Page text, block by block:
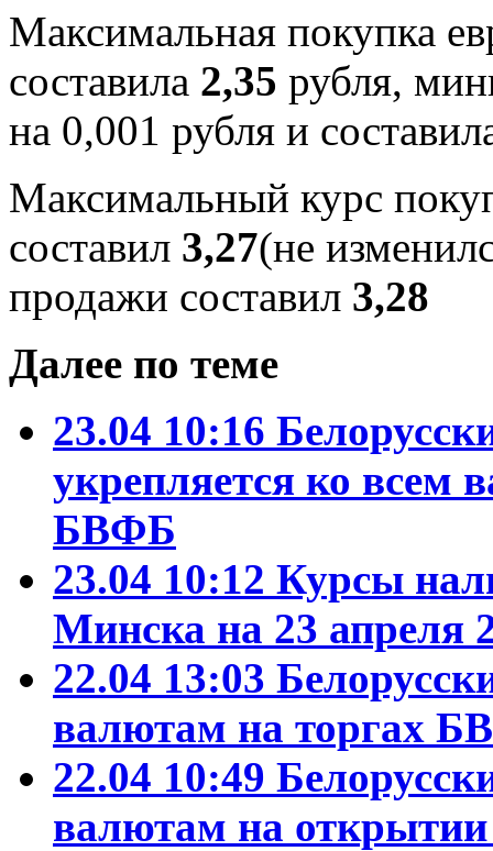
Максимальная покупка
составила 2,35 рубля,
на 0,001 рубля и
Максимальный курс
составил 3,27(не
продажи составил 3,28
Далее по теме
23.04 10:16
укрепляется ко всем
БВФБ
23.04 10:12 Курсы
Минска на 23 апреля
22.04 13:03
валютам на торгах
22.04 10:49
валютам на